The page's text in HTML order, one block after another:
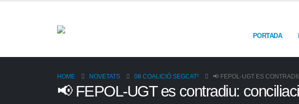
PORTADA
HOME NOVETATS 08 COALICIÓ SEGCAT² 📢 FEPOL-UGT ES
📢 FEPOL-UGT es contradiu: